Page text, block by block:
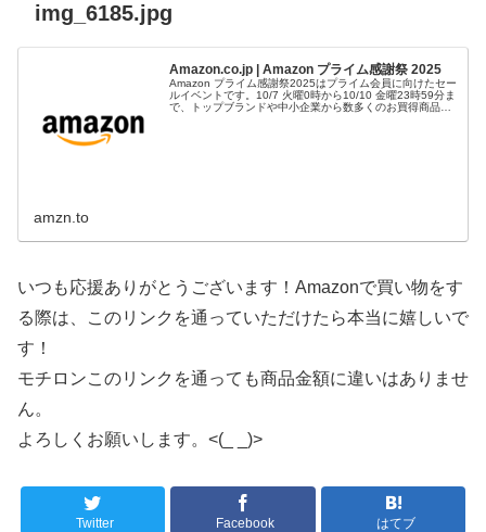
img_6185.jpg
Amazon.co.jp | Amazon プライム感謝祭 2025
Amazon プライム感謝祭2025はプライム会員に向けたセー
ルイベントです。10/7 火曜0時から10/10 金曜23時59分ま
で、トップブランドや中小企業から数多くのお買得商品が
amzn.to
いつも応援ありがとうございます！Amazonで買い物をす
る際は、このリンクを通っていただけたら本当に嬉しいで
す！
モチロンこのリンクを通っても商品金額に違いはありませ
ん。
よろしくお願いします。<(_ _)>
Twitter Facebook はてブ